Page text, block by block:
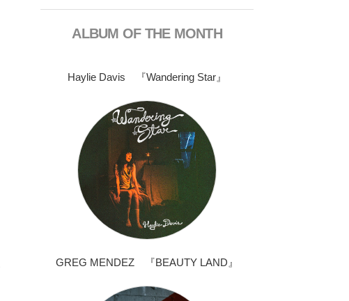
ALBUM OF THE MONTH
Haylie Davis 『Wandering Star』
GREG MENDEZ 『BEAUTY LAND』